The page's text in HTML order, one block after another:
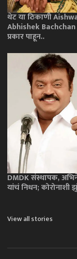
थेट या ठिकाणी
Abhishek Bachchan
प्रकार पाहून..
DMDK संस्थापक,
यांचं निधन;
View all stories